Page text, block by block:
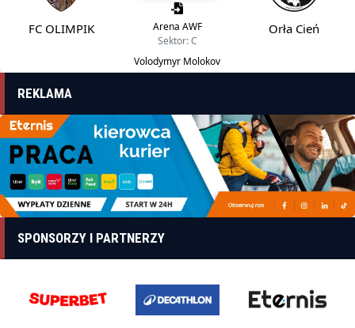
FC OLIMPIK
Arena AWF
Sektor: C
Volodymyr Molokov
Orła Cień
REKLAMA
SPONSORZY I PARTNERZY